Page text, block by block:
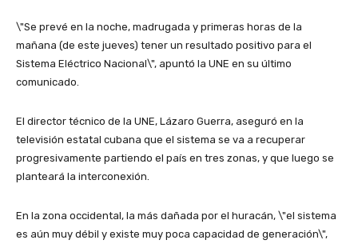
\"Se prevé en la noche, madrugada y primeras horas de la
mañana (de este jueves) tener un resultado positivo para el
Sistema Eléctrico Nacional\", apuntó la UNE en su último
comunicado.
El director técnico de la UNE, Lázaro Guerra, aseguró en la
televisión estatal cubana que el sistema se va a recuperar
progresivamente partiendo el país en tres zonas, y que luego se
planteará la interconexión.
En la zona occidental, la más dañada por el huracán, \"el sistema
es aún muy débil y existe muy poca capacidad de generación\",